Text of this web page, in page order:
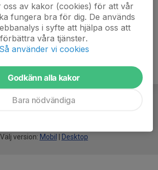
Seglare
Välj version: Mobil Desktop
oss av kakor (cookies) för att vår
fungera bra för dig. De används
i syfte att hjälpa oss att
förbättra våra tjänster.
Så använder vi cookies
Godkänn alla kakor
Bara nödvändiga